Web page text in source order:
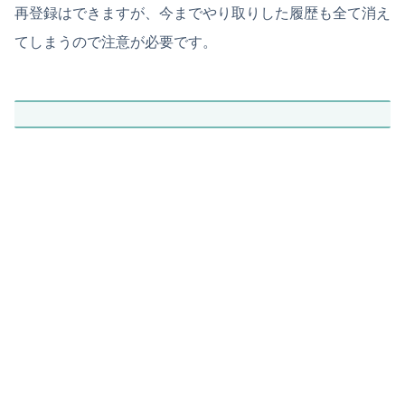
再登録はできますが、今までやり取りした履歴も全て消え
てしまうので注意が必要です。